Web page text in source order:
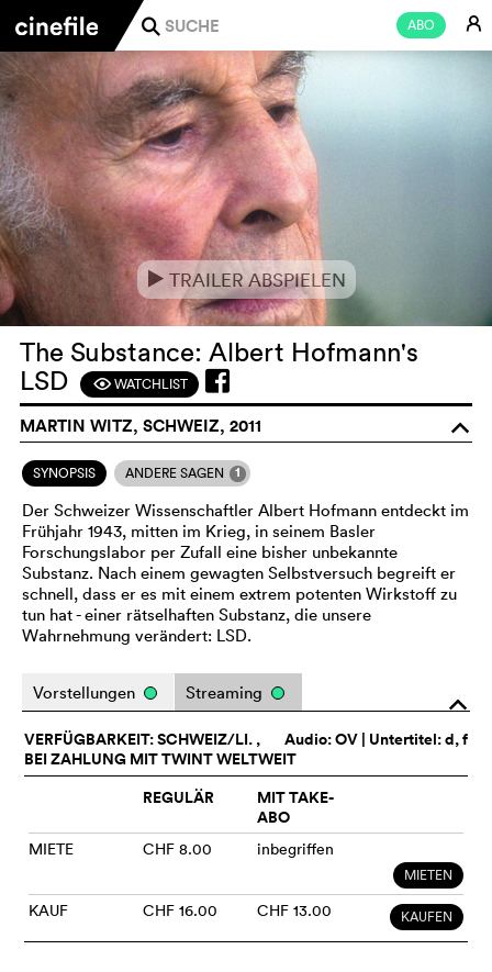
ABO E
j
e TRAILER ABSPIELEN
The Substance: Albert Hofmann's
LSD
FWATCHLIST
MARTIN WITZ, SCHWEIZ, 2011 o
SYNOPSIS ANDERE SAGEN 1
Der Schweizer Wissenschaftler Albert Hofmann entdeckt im
Frühjahr 1943, mitten im Krieg, in seinem Basler
Forschungslabor per Zufall eine bisher unbekannte
Substanz. Nach einem gewagten Selbstversuch begreift er
schnell, dass er es mit einem extrem potenten Wirkstoff zu
tun hat - einer rätselhaften Substanz, die unsere
Wahrnehmung verändert: LSD.
o
Vorstellungen Streaming
Audio:OV | Untertitel: d, f
VERFÜGBARKEIT: SCHWEIZ/LI. ,
BEI ZAHLUNG MIT TWINT WELTWEIT
REGULÄR
MIT TAKE-
ABO
MIETE CHF 8.00 inbegriffen
MIETEN
KAUF CHF 16.00 CHF 13.00 KAUFEN